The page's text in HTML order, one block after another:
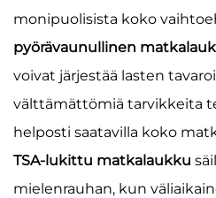
monipuolisista koko
pyörävaunullinen
voivat järjestää lasten
välttämättömiä tarvikkeita
helposti saatavilla koko
TSA-lukittu matkalaukku
mielenrauhan, kun